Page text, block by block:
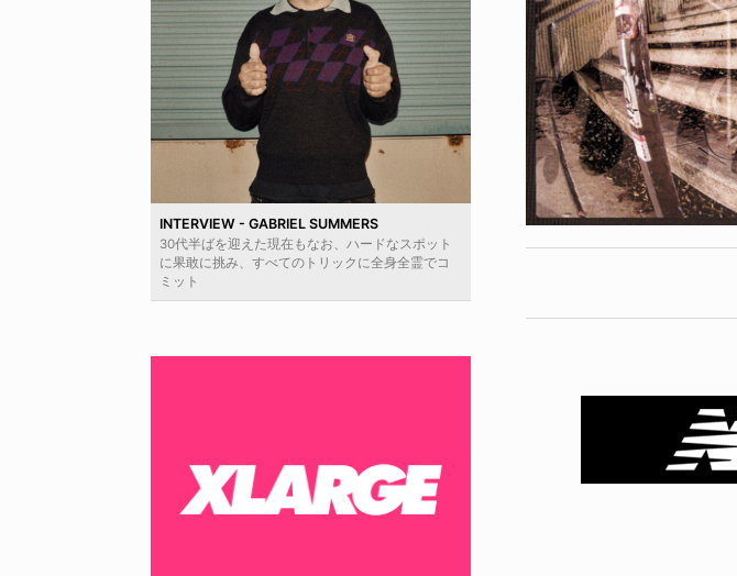
INTERVIEW - GABRIEL SUMMERS
30代半ばを迎えた現在もなお、ハードなスポット
に果敢に挑み、すべてのトリックに全身全霊でコ
ミット